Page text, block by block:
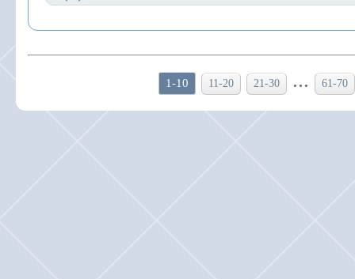
1-10 11-20 21-30 ... 61-70